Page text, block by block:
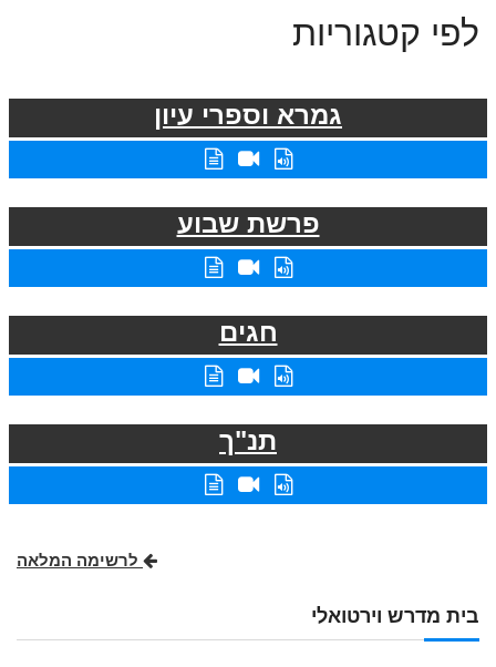
בית מדרש וירטואלי
לפי קטגוריות
גמרא וספרי עיון
פרשת שבוע
חגים
תנ"ך
לרשימה המלאה